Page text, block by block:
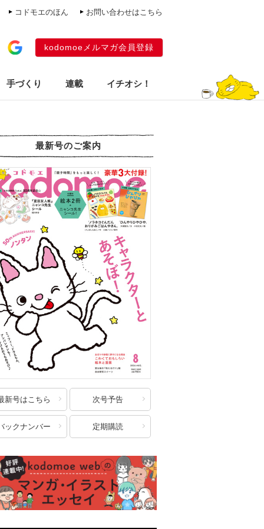
コドモエのほん お問い合わせはこちら
kodomoeメルマガ会員登録
手づくり 連載 イチオシ！
最新号のご案内
新号はこちら 次号予告
ックナンバー 定期購読